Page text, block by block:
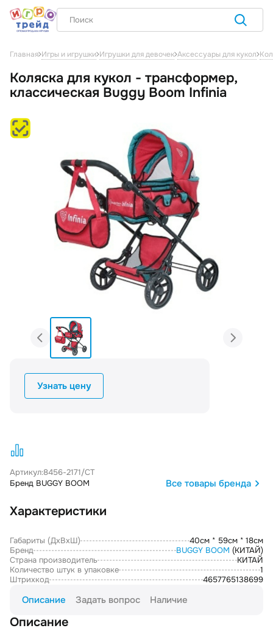
Главная Игры и игрушки Игрушки для девочек Аксессуары для кукол
Коляска для кукол - трансформер,
классическая Buggy Boom Infinia
Узнать цену
Артикул:8456-2171/СТ
Бренд BUGGY BOOM
Все товары бренда
Характеристики
Габариты (ДxВxШ)
40см * 59см * 18см
Бренд
BUGGY BOOM (КИТАЙ)
Страна производитель
КИТАЙ
Количество штук в упаковке
1
Штрихкод
4657765138699
Описание Задать вопрос Наличие
Описание